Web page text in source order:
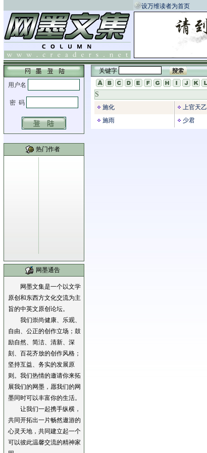
设万维读者为首页
热门作者
网墨通告
网墨文集是一个以文学
原创和东西方文化交流为主
旨的中英文原创论坛。
我们崇尚健康、乐观、
自由、公正的创作立场；鼓
励自然、简洁、清新、深
刻、百花齐放的创作风格；
坚持互益、务实的发展原
则。我们热情的邀请你来拓
展我们的网墨，愿我们的网
墨同时可以丰富你的生活。
让我们一起携手纵横，
共同开拓出一片畅然遨游的
心灵天地，共同建立起一个
可以彼此温馨交流的精神家
关键字
S
施化 上官天乙
施雨
少君